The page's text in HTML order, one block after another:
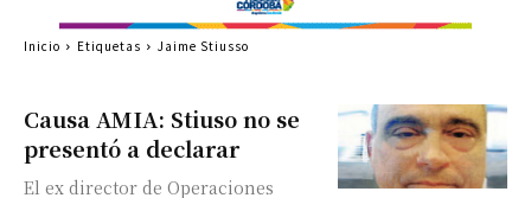
Causa AMIA: Stiuso no se
presentó a declarar
El ex director de Operaciones
Inicio Etiquetas Jaime Stiusso